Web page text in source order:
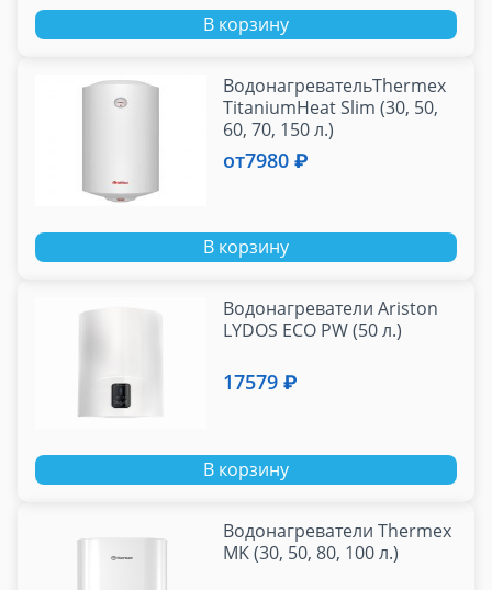
В корзину
ВодонагревательThermex
TitaniumHeat Slim (30, 50,
60, 70, 150 л.)
от7980 ₽
В корзину
Водонагреватели Ariston
LYDOS ECO PW (50 л.)
17579 ₽
В корзину
Водонагреватели Thermex
MK (30, 50, 80, 100 л.)